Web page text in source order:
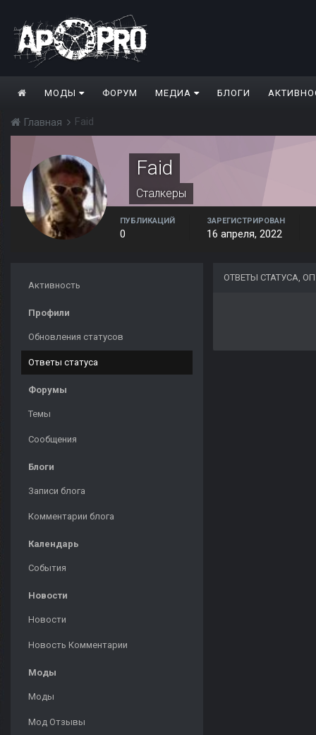
МОДЫ ФОРУМ МЕДИА БЛОГИ
Главная Faid
Faid
Сталкеры
ПУБЛИКАЦИЙ
0
ЗАРЕГИСТРИРОВАН
16 апреля, 2022
Активность
Профили
Обновления статусов
Ответы статуса
Форумы
Темы
Сообщения
Блоги
Записи блога
Комментарии блога
Календарь
События
Новости
Новости
Новость Комментарии
Моды
Моды
Мод Отзывы
ОТВЕТЫ СТАТУСА,